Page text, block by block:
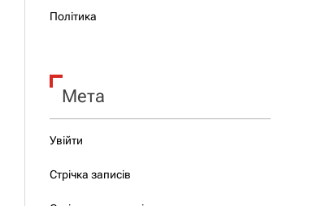
Політика
Мета
Увійти
Стрічка записів